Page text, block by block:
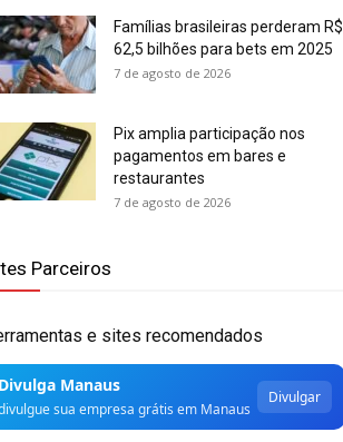
Famílias brasileiras perderam R$
62,5 bilhões para bets em 2025
7 de agosto de 2026
Pix amplia participação nos
pagamentos em bares e
restaurantes
7 de agosto de 2026
Parceiros
e sites recomendados
Manaus
sua empresa grátis em Manaus
Divulgar